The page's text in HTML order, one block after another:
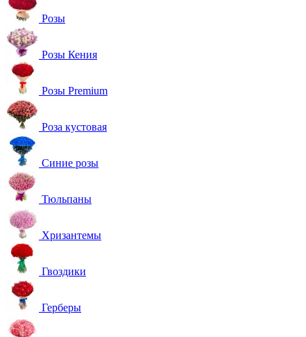
Розы
Розы Кения
Розы Premium
Роза кустовая
Синие розы
Тюльпаны
Хризантемы
Гвоздики
Герберы